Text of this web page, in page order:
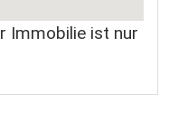
Immobilie ist nur